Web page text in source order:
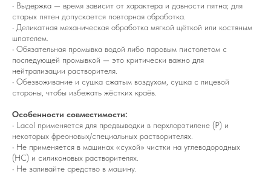
• Выдержка — время зависит от характера и давности пятна; для
старых пятен допускается повторная обработка.
• Деликатная механическая обработка мягкой щёткой или костяным
шпателем.
• Обязательная промывка водой либо паровым пистолетом с
последующей промывкой — это критически важно для
нейтрализации растворителя.
• Обезвоживание и сушка сжатым воздухом, сушка с лицевой
стороны, чтобы избежать жёстких краёв.
Особенности совместимости:
• Lacol применяется для предвыводки в перхлорэтилене (P) и
некоторых фреоновых/специальных растворителях.
• Не применяется в машинах «сухой» чистки на углеводородных
(HC) и силиконовых растворителях.
• Не заливайте средство в машину.